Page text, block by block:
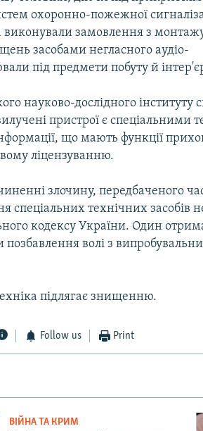
охоронно-пожежної
замовлення з
засобами негласного аудіо-
під предмети побуту й
науково-дослідного інституту
пристрої є спеціальними
що мають функції
ліцензуванню.
злочину, передбаченого
спеціальних технічних засобів
кодексу України. Один
волі з
підлягає знищенню.
Follow us Print
ВІЙНА ТА КРИМ